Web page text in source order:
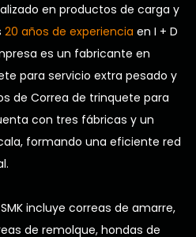
en productos de carga y
20 años de experiencia en I + D
es un fabricante en
para servicio extra pesado y
de Correa de trinquete para
con tres fábricas y un
formando una eficiente red
incluye correas de amarre,
de remolque, hondas de